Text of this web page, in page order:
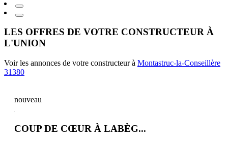
LES OFFRES DE VOTRE CONSTRUCTEUR À
L'UNION
Voir les annonces de votre constructeur à Montastruc-la-Conseillère
31380
nouveau
COUP DE CŒUR À LABÈG...